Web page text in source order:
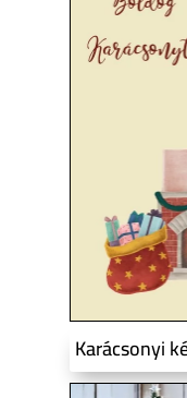
Karácsonyi